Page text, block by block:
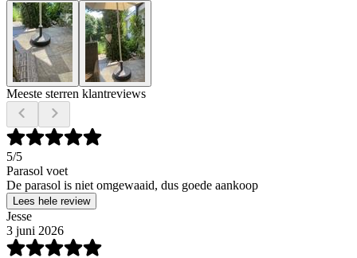
Meeste sterren klantreviews
5/5
Parasol voet
De parasol is niet omgewaaid, dus goede aankoop
Lees hele review
Jesse
3 juni 2026